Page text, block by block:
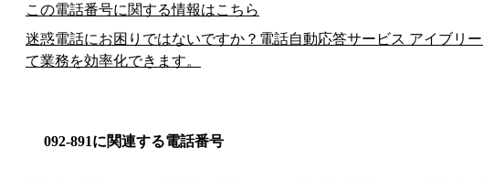
この電話番号に関する情報はこちら
迷惑電話にお困りではないですか？電話自動応答サービス アイブリ
て業務を効率化できます。
092-891に関連する電話番号